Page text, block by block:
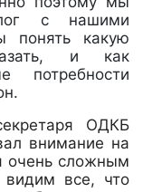
с нашими
понять какую
и как
потребности
ОДКБ
внимание на
очень сложным
все, что